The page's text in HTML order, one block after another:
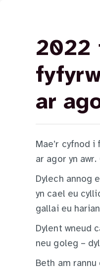
2022
ar
Mae’r cyfnod
ar agor yn
Dylech annog
yn cael eu
gallai eu
Dylent wneud
neu goleg –
Beth am rannu